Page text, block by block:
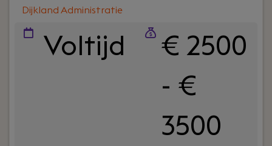
Dijkland Administratie
Voltijd
€ 2500
- €
3500